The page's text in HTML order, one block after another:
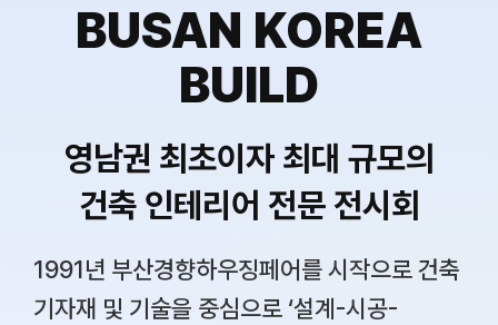
BUSAN KOREA
BUILD
영남권 최초이자 최대 규모의
건축 인테리어 전문 전시회
1991년 부산경향하우징페어를 시작으로 건축
기자재 및 기술을 중심으로 ‘설계-시공-